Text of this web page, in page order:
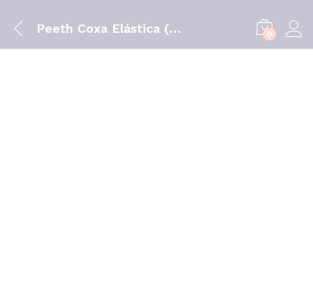
Peeth Coxa Elástica (Ref. 470) _ Tam. 5 0